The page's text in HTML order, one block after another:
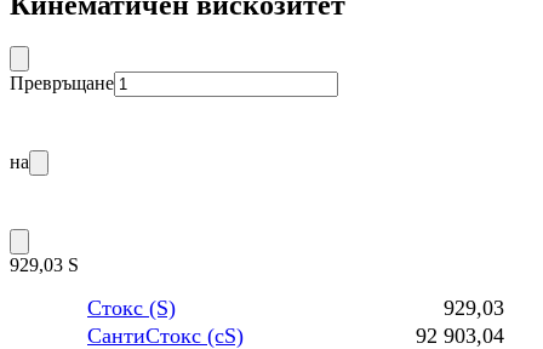
Превръщане
на
929,03 S
Стокс (S)
929,03
СантиСтокс (cS)
92 903,04